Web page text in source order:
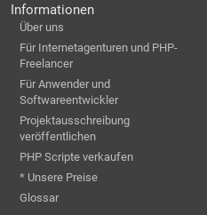
Informationen
Über uns
Für Internetagenturen und PHP-
Freelancer
Für Anwender und
Softwareentwickler
Projektausschreibung
veröffentlichen
PHP Scripte verkaufen
* Unsere Preise
Glossar